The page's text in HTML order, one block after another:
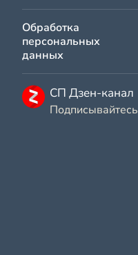
Обработка
персональных
данных
СП Дзен-канал
Подписывайтесь